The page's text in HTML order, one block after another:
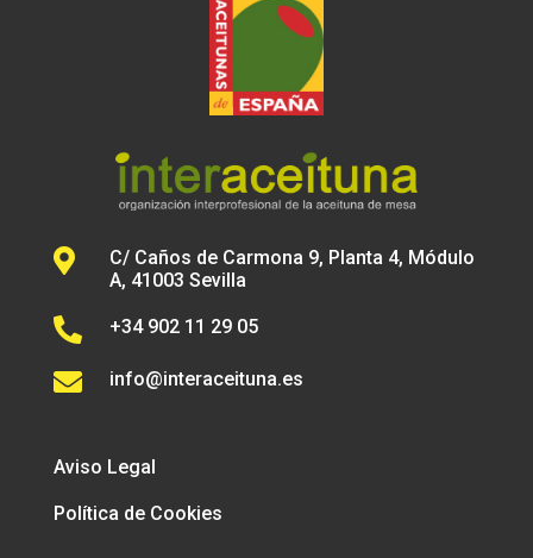

C/ Caños de Carmona 9, Planta 4, Módulo
A, 41003 Sevilla
 +34 902 11 29 05
 info@interaceituna.es
Aviso Legal
Política de Cookies